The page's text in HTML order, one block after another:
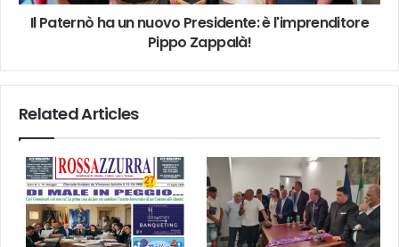
Il Paternò ha un nuovo Presidente: è l'imprenditore
Pippo Zappalà!
Related Articles